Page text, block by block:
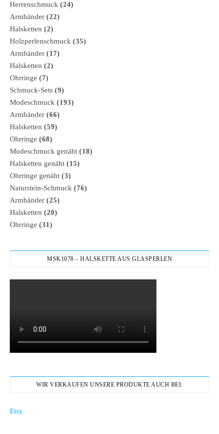
Herrenschmuck (24)
Armbänder (22)
Halsketten (2)
Holzperlenschmuck (35)
Armbänder (17)
Halsketten (2)
Ohrringe (7)
Schmuck-Sets (9)
Modeschmuck (193)
Armbänder (66)
Halsketten (59)
Ohrringe (68)
Modeschmuck genäht (18)
Halsketten genäht (15)
Ohrringe genäht (3)
Naturstein-Schmuck (76)
Armbänder (25)
Halsketten (20)
Ohrringe (31)
MSK1078 – HALSKETTE AUS GLASPERLEN
WIR VERKAUFEN UNSERE PRODUKTE AUCH BEI:
Etsy